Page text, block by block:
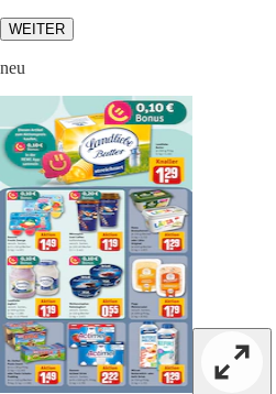
WEITER
neu